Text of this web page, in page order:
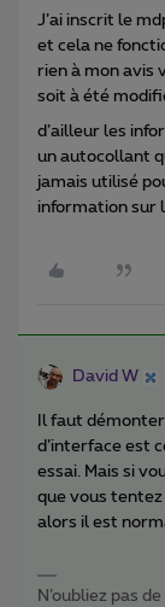
J’ai inscrit le
et cela ne
rien à mon avis
soit à été
d’ailleur les
un autocollant
jamais utilisé
information sur
David W
Il faut démonter
d’interface est
essai. Mais si
que vous
alors il est
N’oubliez pas